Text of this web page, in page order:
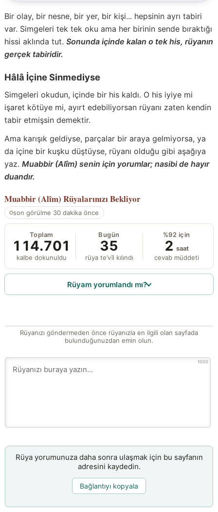
Bir olay, bir nesne, bir yer, bir kişi... hepsinin ayrı tabiri
var. Simgeleri tek tek oku ama her birinin sende bıraktığı
hissi aklında tut. Sonunda içinde kalan o tek his, rüyanın
gerçek tabiridir.
Hâlâ İçine Sinmediyse
Simgeleri okudun, içinde bir his kaldı. O his iyiye mi
işaret kötüye mi, ayırt edebiliyorsan rüyanı zaten kendin
tabir etmişsin demektir.
Ama karışık geldiyse, parçalar bir araya gelmiyorsa, ya
da içine bir kuşku düştüyse, rüyanı olduğu gibi aşağıya
yaz. Muabbir (Alîm) senin için yorumlar; nasibi de hayır
duandır.
Muabbir (Alîm) Rüyalarınızı Bekliyor
son görülme 30 dakika önce
Toplam
114.701
kalbe dokunuldu
Bugün
35
rüya te’vîl kılındı
%92 için
2 saat
cevab müddeti
Rüyam yorumlandı mı?
Rüyanızı göndermeden önce rüyanızla en ilgili olan sayfada
bulunduğunuzdan emin olun.
1000
Rüya yorumunuza daha sonra ulaşmak için bu sayfanın
adresini kaydedin.
Bağlantıyı kopyala